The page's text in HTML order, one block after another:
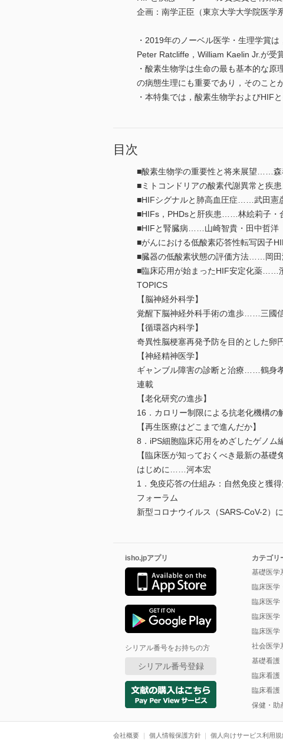
企画：南学正臣（東京大学大学院医学
・2019年のノーベル医学・生理学賞
Peter Ratcliffe，William Kaelin Jr.が受
・酸素生物学は生命の最も基本的な
の病態生理にも重要であり，そのこと
・本特集では，酸素生物学およびHIF
目次
■酸素生物学の重要性と将来展望……森
■ミトコンドリアの酸素代謝異常と疾
■HIFシグナルと肺高血圧症……武田憲
■HIFs，PHDsと肝疾患……林絵莉子・
■HIFと腎臓病……山崎智貴・田中哲洋
■がんにおける低酸素応答性転写因子
■臓器の低酸素状態の評価方法……岡田
■臨床応用が始まったHIF安定化薬……
TOPICS
【脳神経外科学】
覚醒下脳神経外科手術の進歩……三國
【循環器内科学】
奇異性脳梗塞再発予防を目的とした
【神経精神医学】
ギャンブル障害の診断と治療……鶴身
連載
【老化研究の進歩】
16．カロリー制限による抗老化機構
【再生医療はどこまで進んだか】
8．iPS細胞臨床応用をめざしたゲノ
【臨床医が知っておくべき最新の基礎
はじめに……河本宏
1．免疫応答の仕組み：自然免疫と
フォーラム
新型コロナウイルス（SARS-CoV-2
isho.jpアプリ
シリアル番号をお持ちの方
シリアル番号登録
カテゴリ
基礎医学
臨床医学
臨床医学
臨床医学
臨床医学
社会医学
基礎看護
臨床看護
臨床看護
保健・助
会社概要 個人情報保護方針 個人向けサービス利用規